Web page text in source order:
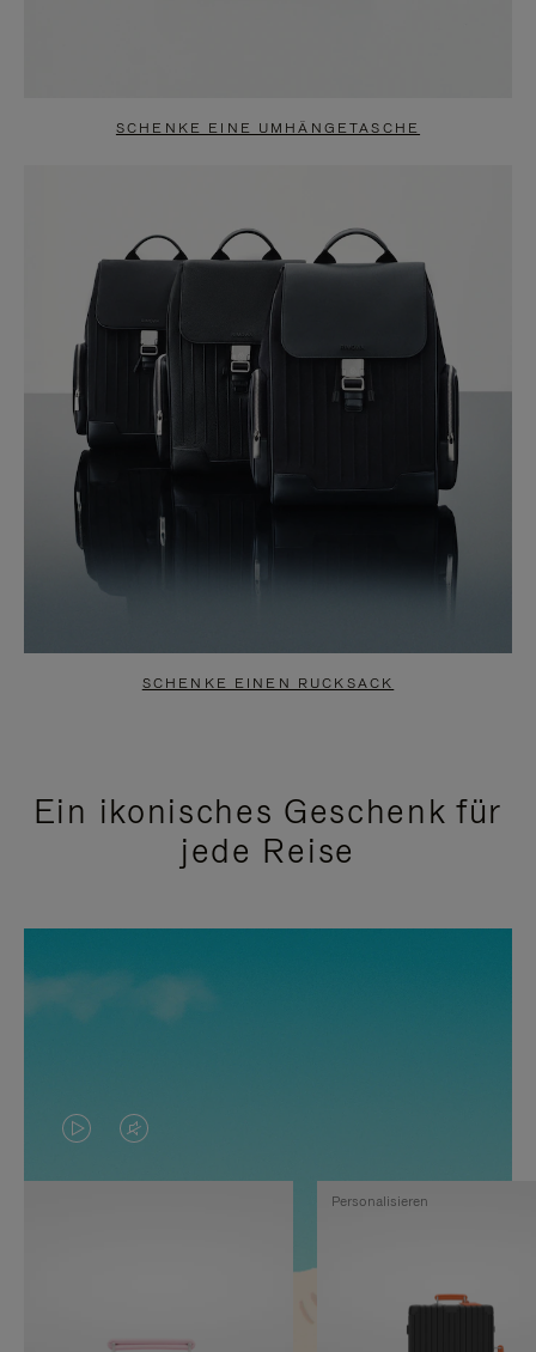
SCHENKE EINE UMHÄNGETASCHE
SCHENKE EINEN RUCKSACK
Ein ikonisches Geschenk für
jede Reise
DAS
VIDEO
VIDEO
IST
Personalisieren